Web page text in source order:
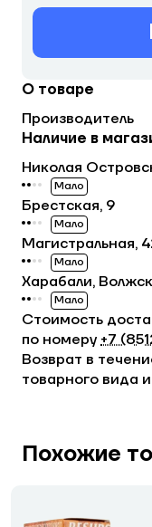
О товаре
Производитель
Стоимость
по номеру +7
Возврат в
товарного вида
Наличие в
Николая
Мало
Брестская, 9
Мало
Магистральная,
Мало
Харабали,
Мало
Похожие